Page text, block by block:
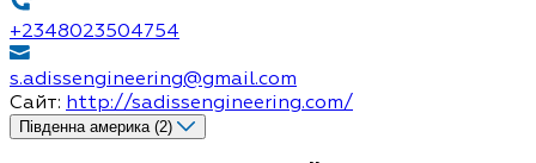
+2348023504754
s.adissengineering@gmail.com
Сайт: http://sadissengineering.com/
Південна америка (2)